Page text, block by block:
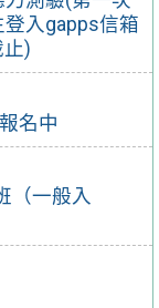
入gapps信箱
)
名中
（一般入